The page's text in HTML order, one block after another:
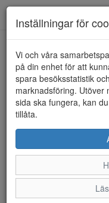
HEM MARCO TOZZI
Inställningar för
Vi och våra
på din enhet för att
spara besöksstatistik
marknadsföring. Utöver
sida ska fungera, kan
tillåta.